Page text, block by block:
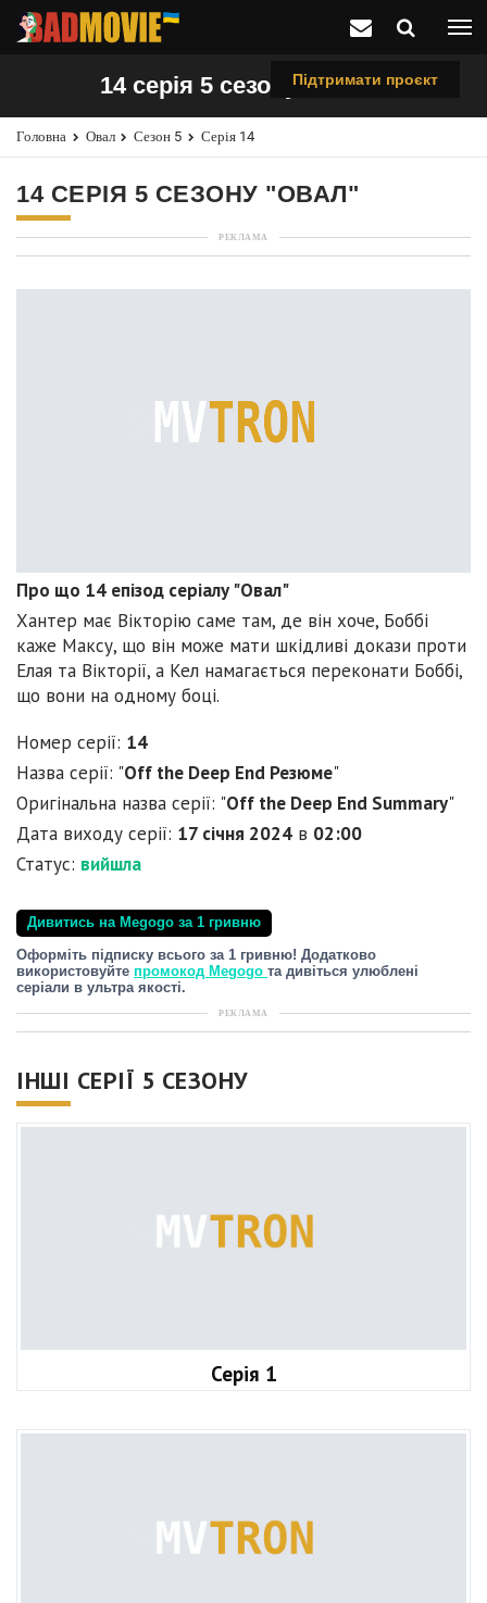
Підтримати проєкт
14 серія 5 сезону "Овал"
Головна Овал Сезон 5 Серія 14
14 СЕРІЯ 5 СЕЗОНУ "ОВАЛ"
РЕКЛАМА
Про що 14 епізод серіалу "Овал"
Хантер має Вікторію саме там, де він хоче, Боббі
каже Максу, що він може мати шкідливі докази проти
Елая та Вікторії, а Кел намагається переконати Боббі,
що вони на одному боці.
Номер серії: 14
Назва серії: "Off the Deep End Резюме"
Оригінальна назва серії: "Off the Deep End Summary"
Дата виходу серії: 17 січня 2024 в 02:00
Статус: вийшла
Дивитись на Megogo за 1 гривню
Оформіть підписку всього за 1 гривню! Додатково
використовуйте промокод Megogo та дивіться улюблені
серіали в ультра якості.
РЕКЛАМА
ІНШІ СЕРІЇ 5 СЕЗОНУ
Серія 1